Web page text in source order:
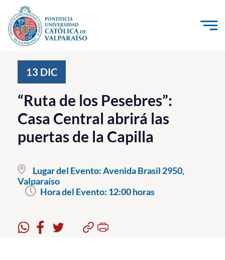
Click acá para ir directamente al contenido
Investigación, Creación e Innovación
PUCV Internacional
Vinculación con el Medio
Pregrado
Postgrado
Formación Continua
13 DIC
“Ruta de los Pesebres”:
Casa Central abrirá las
puertas de la Capilla
Lugar del Evento:Avenida Brasil 2950,
Valparaíso
Hora del Evento: 12:00 horas